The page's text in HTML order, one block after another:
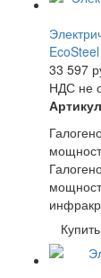
33 597
НДС не